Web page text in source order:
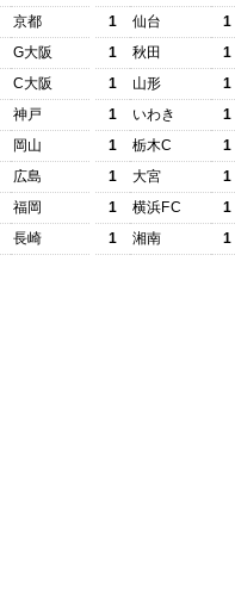
京都
G大阪
C大阪
神戸
岡山
広島
福岡
長崎
1
仙台
1
1
秋田
1
1
山形
1
1
いわき
1
1
栃木C
1
1
大宮
1
1
横浜FC
1
1
湘南 1